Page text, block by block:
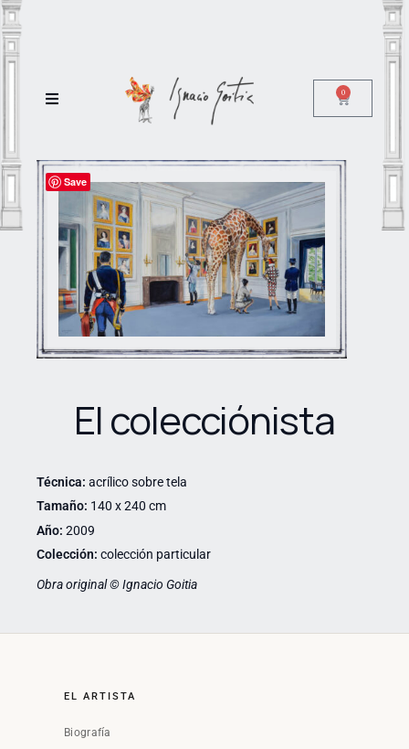
0
Save
El colecciónista
Técnica: acrílico sobre tela
Tamaño: 140 x 240 cm
Año: 2009
Colección: colección particular
Obra original © Ignacio Goitia
EL ARTISTA
Biografía